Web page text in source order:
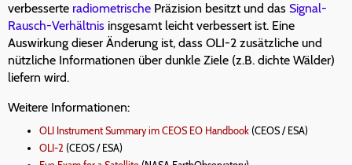
verbesserte radiometrische Präzision besitzt und das Signal-
Rausch-Verhältnis insgesamt leicht verbessert ist. Eine
Auswirkung dieser Änderung ist, dass OLI-2 zusätzliche und
nützliche Informationen über dunkle Ziele (z.B. dichte Wälder)
liefern wird.
Weitere Informationen:
OLI Instrument Summary im CEOS EO Handbook (CEOS / ESA)
OLI-2 (CEOS / ESA)